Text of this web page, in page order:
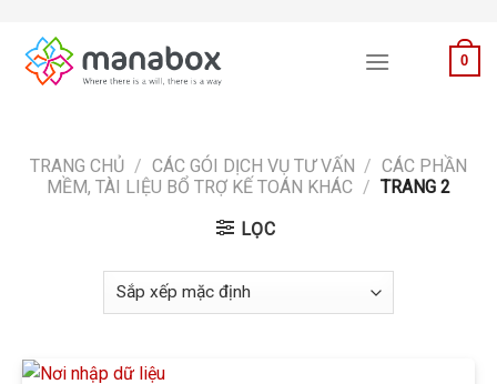
content
0
TRANG CHỦ / CÁC GÓI DỊCH VỤ TƯ VẤN / CÁC PHẦN
MỀM, TÀI LIỆU BỔ TRỢ KẾ TOÁN KHÁC / TRANG 2
LỌC